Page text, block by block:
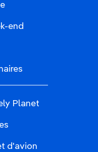
end
Planet
d'avion